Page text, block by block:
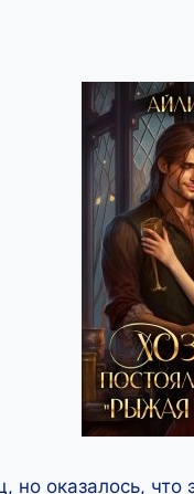
но оказалось, что